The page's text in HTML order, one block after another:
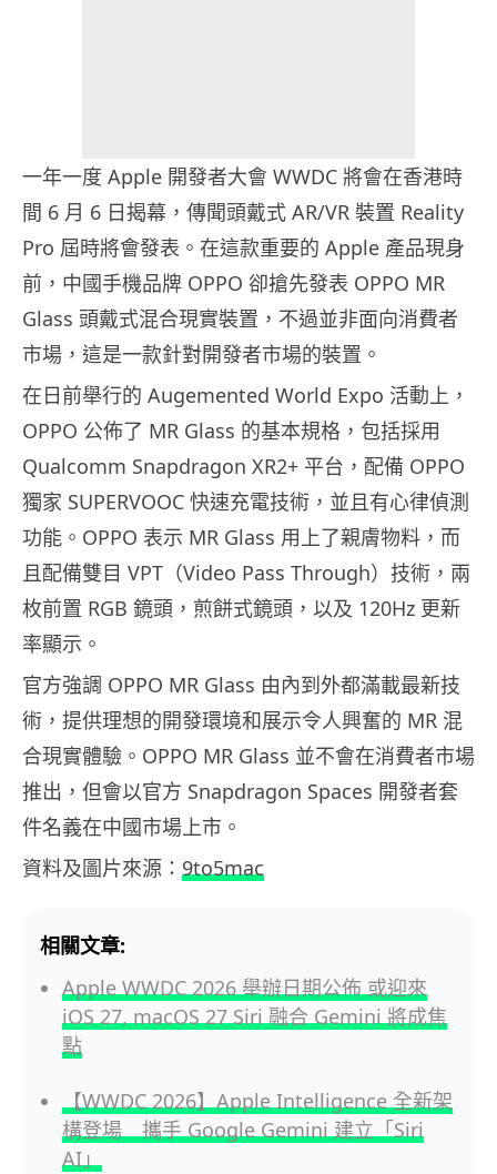
一年一度 Apple 開發者大會 WWDC 將會在香港時
間 6 月 6 日揭幕，傳聞頭戴式 AR/VR 裝置 Reality
Pro 屆時將會發表。在這款重要的 Apple 產品現身
前，中國手機品牌 OPPO 卻搶先發表 OPPO MR
Glass 頭戴式混合現實裝置，不過並非面向消費者
市場，這是一款針對開發者市場的裝置。
在日前舉行的 Augemented World Expo 活動上，
OPPO 公佈了 MR Glass 的基本規格，包括採用
Qualcomm Snapdragon XR2+ 平台，配備 OPPO
獨家 SUPERVOOC 快速充電技術，並且有心律偵測
功能。OPPO 表示 MR Glass 用上了親膚物料，而
且配備雙目 VPT（Video Pass Through）技術，兩
枚前置 RGB 鏡頭，煎餅式鏡頭，以及 120Hz 更新
率顯示。
官方強調 OPPO MR Glass 由內到外都滿載最新技
術，提供理想的開發環境和展示令人興奮的 MR 混
合現實體驗。OPPO MR Glass 並不會在消費者市場
推出，但會以官方 Snapdragon Spaces 開發者套
件名義在中國市場上市。
資料及圖片來源： 9to5mac
相關文章:
Apple WWDC 2026 舉辦日期公佈 或迎來
iOS 27, macOS 27 Siri 融合 Gemini 將成焦
點
【WWDC 2026】Apple Intelligence 全新架
構登場 攜手 Google Gemini 建立「Siri
AI」